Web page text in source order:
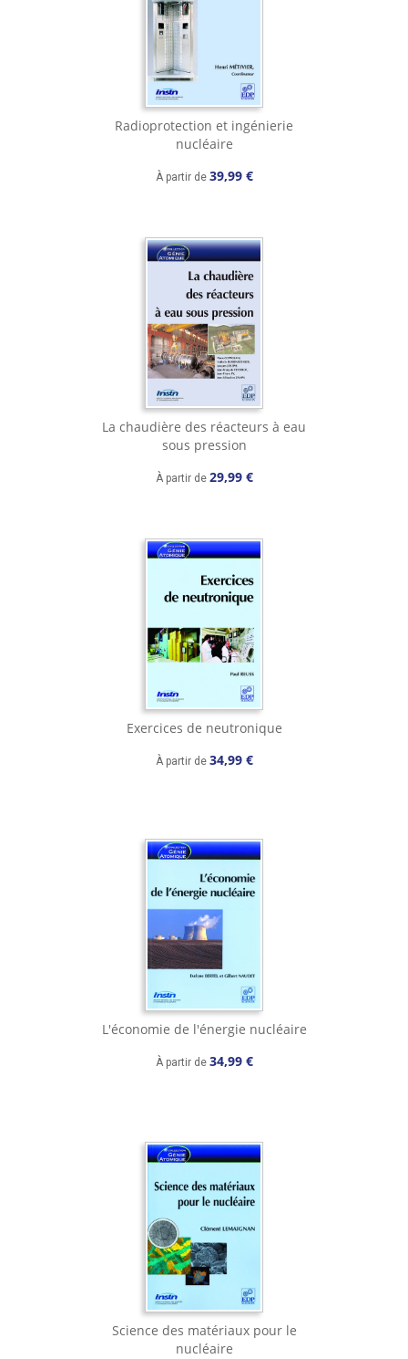
Radioprotection et ingénierie
nucléaire
À partir de 39,99 €
La chaudière des réacteurs à eau
sous pression
À partir de 29,99 €
Exercices de neutronique
À partir de 34,99 €
L'économie de l'énergie nucléaire
À partir de 34,99 €
Science des matériaux pour le
nucléaire